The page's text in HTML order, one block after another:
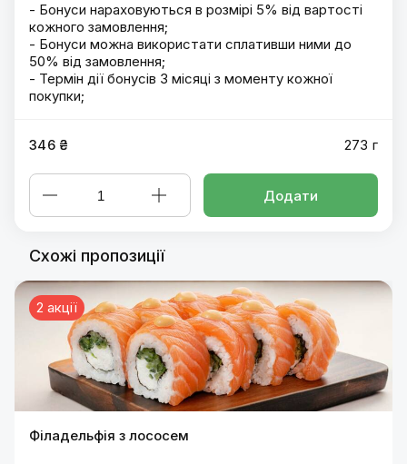
- Бонуси нараховуються в розмірі 5% від вартості
кожного замовлення;
- Бонуси можна використати сплативши ними до
50% від замовлення;
- Термін дії бонусів 3 місяці з моменту кожної
покупки;
346 ₴ 273 г
Додати
Схожі пропозиції
2 акції
Філадельфія з лососем